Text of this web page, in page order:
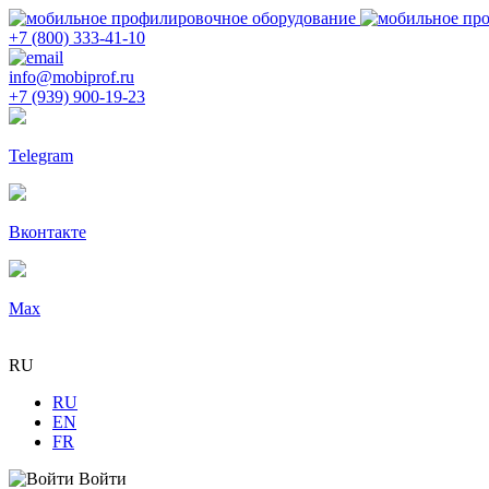
+7 (800) 333-41-10
info@mobiprof.ru
+7 (939) 900-19-23
Telegram
Вконтакте
Max
RU
RU
EN
FR
Войти